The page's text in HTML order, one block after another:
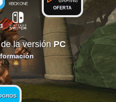
OFERTA
la versión PC